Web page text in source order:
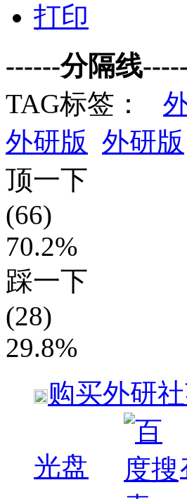
打印
------分隔线
TAG标签：
外研版 外研版
顶一下
(66)
70.2%
踩一下
(28)
29.8%
购买外研
光盘